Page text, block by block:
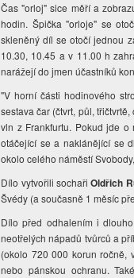
Čas "orloj" sice měří a
hodin. Špička "orloje" se
skleněný díl se otočí jednou
10.30, 10.45 a v 11.00 h
narážejí do jmen účastníků
"V horní části hodinového
sestava čar (čtvrt, půl,
vln z Frankfurtu. Pokud jde
otáčející se a naklánějící se
okolo celého náměstí
Dílo vytvořili sochařiOldřich
Švédy (a současně 1 měsíc
Dílo před odhalením i
neotřelých nápadů tvůrců a
(okolo 720 000 korun ročně,
nebo pánskou ochranu.